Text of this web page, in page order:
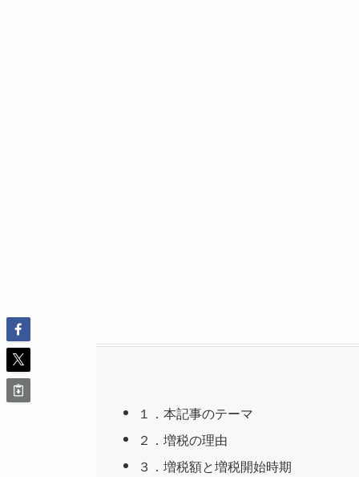
１．本記事のテーマ
２．増税の理由
３．増税額と増税開始時期